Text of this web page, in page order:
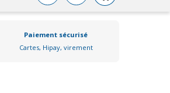
Paiement sécurisé
Cartes, Hipay, virement